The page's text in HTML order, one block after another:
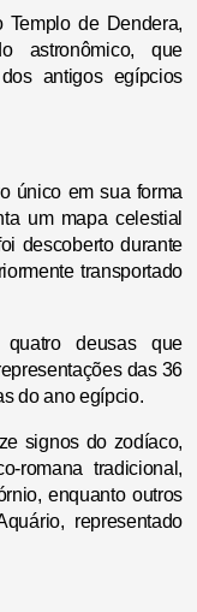
Templo de Dendera,
astronômico, que
antigos egípcios
único em sua forma
um mapa celestial
descoberto durante
transportado
deusas que
das 36
do ano egípcio.
signos do zodíaco,
romana tradicional,
enquanto outros
representado